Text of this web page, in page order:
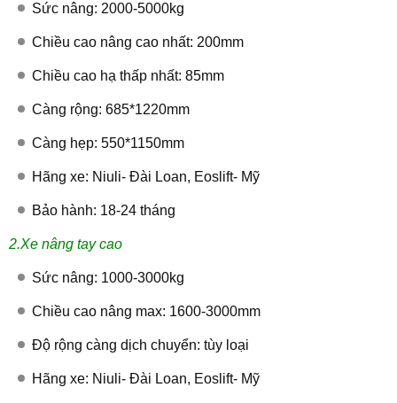
Sức nâng: 2000-5000kg
Chiều cao nâng cao nhất: 200mm
Chiều cao hạ thấp nhất: 85mm
Càng rộng: 685*1220mm
Càng hẹp: 550*1150mm
Hãng xe: Niuli- Đài Loan, Eoslift- Mỹ
Bảo hành: 18-24 tháng
2.Xe nâng tay cao
Sức nâng: 1000-3000kg
Chiều cao nâng max: 1600-3000mm
Độ rộng càng dịch chuyển: tùy loại
Hãng xe: Niuli- Đài Loan, Eoslift- Mỹ